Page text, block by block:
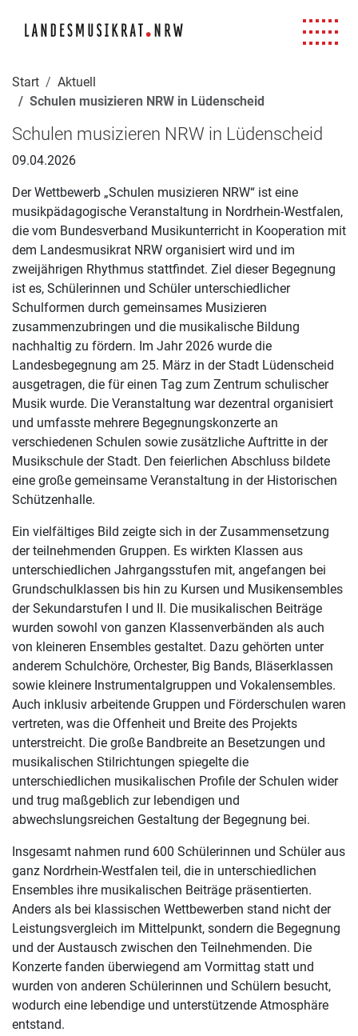
Start
Aktuell
Schulen musizieren NRW in Lüdenscheid
Schulen musizieren NRW in Lüdenscheid
09.04.2026
Der Wettbewerb „Schulen musizieren NRW“ ist eine
musikpädagogische Veranstaltung in Nordrhein-Westfalen,
die vom Bundesverband Musikunterricht in Kooperation mit
dem Landesmusikrat NRW organisiert wird und im
zweijährigen Rhythmus stattfindet. Ziel dieser Begegnung
ist es, Schülerinnen und Schüler unterschiedlicher
Schulformen durch gemeinsames Musizieren
zusammenzubringen und die musikalische Bildung
nachhaltig zu fördern. Im Jahr 2026 wurde die
Landesbegegnung am 25. März in der Stadt Lüdenscheid
ausgetragen, die für einen Tag zum Zentrum schulischer
Musik wurde. Die Veranstaltung war dezentral organisiert
und umfasste mehrere Begegnungskonzerte an
verschiedenen Schulen sowie zusätzliche Auftritte in der
Musikschule der Stadt. Den feierlichen Abschluss bildete
eine große gemeinsame Veranstaltung in der Historischen
Schützenhalle.
Ein vielfältiges Bild zeigte sich in der Zusammensetzung
der teilnehmenden Gruppen. Es wirkten Klassen aus
unterschiedlichen Jahrgangsstufen mit, angefangen bei
Grundschulklassen bis hin zu Kursen und Musikensembles
der Sekundarstufen I und II. Die musikalischen Beiträge
wurden sowohl von ganzen Klassenverbänden als auch
von kleineren Ensembles gestaltet. Dazu gehörten unter
anderem Schulchöre, Orchester, Big Bands, Bläserklassen
sowie kleinere Instrumentalgruppen und Vokalensembles.
Auch inklusiv arbeitende Gruppen und Förderschulen waren
vertreten, was die Offenheit und Breite des Projekts
unterstreicht. Die große Bandbreite an Besetzungen und
musikalischen Stilrichtungen spiegelte die
unterschiedlichen musikalischen Profile der Schulen wider
und trug maßgeblich zur lebendigen und
abwechslungsreichen Gestaltung der Begegnung bei.
Insgesamt nahmen rund 600 Schülerinnen und Schüler aus
ganz Nordrhein-Westfalen teil, die in unterschiedlichen
Ensembles ihre musikalischen Beiträge präsentierten.
Anders als bei klassischen Wettbewerben stand nicht der
Leistungsvergleich im Mittelpunkt, sondern die Begegnung
und der Austausch zwischen den Teilnehmenden. Die
Konzerte fanden überwiegend am Vormittag statt und
wurden von anderen Schülerinnen und Schülern besucht,
wodurch eine lebendige und unterstützende Atmosphäre
entstand.